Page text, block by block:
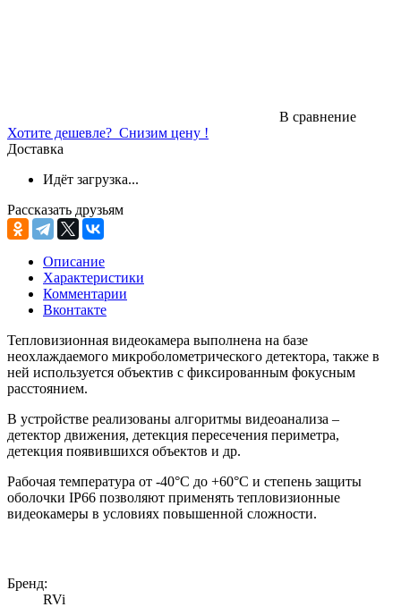
В сравнение
Хотите дешевле? Снизим цену !
Доставка
Идёт загрузка...
Рассказать друзьям
Описание
Характеристики
Комментарии
Вконтакте
Тепловизионная видеокамера выполнена на базе
неохлаждаемого микроболометрического детектора, также в
ней используется объектив с фиксированным фокусным
расстоянием.
В устройстве реализованы алгоритмы видеоанализа –
детектор движения, детекция пересечения периметра,
детекция появившихся объектов и др.
Рабочая температура от -40°C до +60°C и степень защиты
оболочки IP66 позволяют применять тепловизионные
видеокамеры в условиях повышенной сложности.
Бренд:
RVi